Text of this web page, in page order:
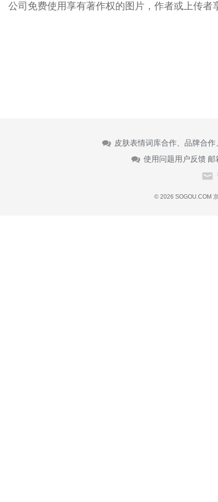
公司免费使用享有著作权的图片，作者或上传者
皮肤表情词库合作、品牌合
使用问题用户反馈 邮
© 2026 SOGOU.COM